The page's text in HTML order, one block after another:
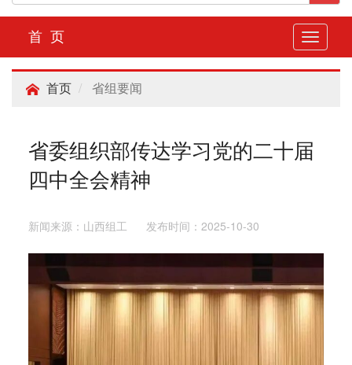
切
换
导
首 页
首页 省组要闻
省委组织部传达学习党的二十届
四中全会精神
新闻来源：山西组工 发布时间：2025-10-30